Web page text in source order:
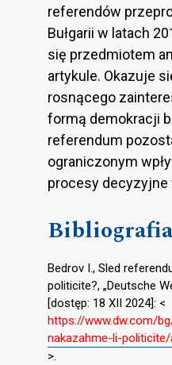
referendów
Bułgarii w latach
się przedmiotem
artykule. Okazuje
rosnącego
formą demokracji
referendum
ograniczonym
procesy decyzyjne
Bibliografia
Bedrov I., Sled
politicite?, „Deutsche
[dostęp: 18 XII 2024]: <
https://www.dw.com/
nakazahme-li-
>.